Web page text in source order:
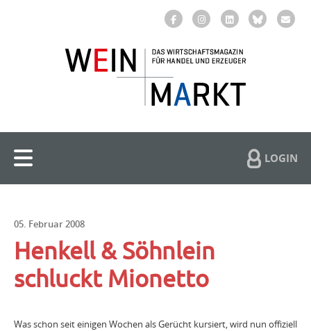
LOGIN
05. Februar 2008
Henkell & Söhnlein
schluckt Mionetto
Was schon seit einigen Wochen als Gerücht kursiert, wird nun offiziell